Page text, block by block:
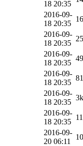
18 20:35
2016-09-
18 20:35
2016-09-
18 20:35
2016-09-
18 20:35
2016-09-
18 20:35
2016-09-
18 20:35
3k
2016-09-
18 20:35
2016-09-
20 06:11